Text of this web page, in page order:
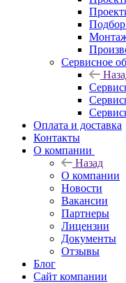
Подбор
Сервисное
Оплата и доставка
Контакты
О компании
Назад
О компании
Новости
Вакансии
Партнеры
Лицензии
Документы
Отзывы
Блог
Сайт компании